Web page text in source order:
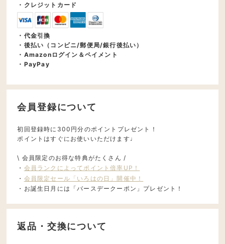
・クレジットカード
・代金引換
・後払い（コンビニ/郵便局/銀行後払い）
・Amazonログイン＆ペイメント
・PayPay
会員登録について
初回登録時に300円分のポイントプレゼント！
ポイントはすぐにお使いいただけます♩
\ 会員限定のお得な特典がたくさん /
・ 会員ランクによってポイント倍率UP！
・ 会員限定セール「いろはの日」開催中！
・お誕生日月には「バースデークーポン」プレゼント！
返品・交換について